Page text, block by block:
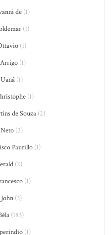
de (1)
(1)
(1)
(1)
(1)
(1)
de Souza (2)
(2)
Paurillo (1)
(2)
(1)
(3)
(183)
(1)